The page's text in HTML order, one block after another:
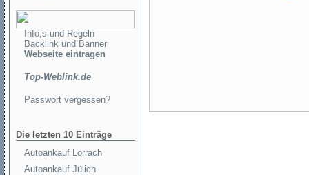
Info,s und Regeln
Backlink und Banner
Webseite eintragen
Top-Weblink.de
Passwort vergessen?
Die letzten 10 Einträge
Autoankauf Lörrach
Autoankauf Jülich